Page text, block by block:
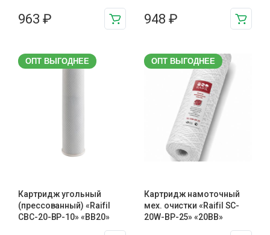
963 ₽ 948 ₽
ОПТ ВЫГОДНЕЕ
Картридж угольный
(прессованный) «Raifil
CBC-20-BP-10» «BB20»
ОПТ ВЫГОДНЕЕ
Картридж намоточный
мех. очистки «Raifil SC-
20W-BP-25» «20BB»